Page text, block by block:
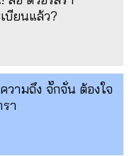
บียนแล้ว?
วามถึง จั๊กจั่น ต้องใจ
า